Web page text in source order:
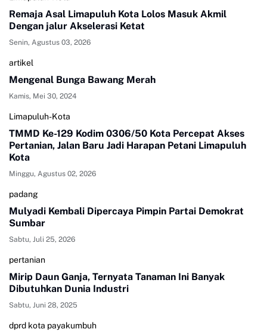
Remaja Asal Limapuluh Kota Lolos Masuk Akmil
Dengan jalur Akselerasi Ketat
Senin, Agustus 03, 2026
artikel
Mengenal Bunga Bawang Merah
Kamis, Mei 30, 2024
Limapuluh-Kota
TMMD Ke-129 Kodim 0306/50 Kota Percepat Akses
Pertanian, Jalan Baru Jadi Harapan Petani Limapuluh
Kota
Minggu, Agustus 02, 2026
padang
Mulyadi Kembali Dipercaya Pimpin Partai Demokrat
Sumbar
Sabtu, Juli 25, 2026
pertanian
Mirip Daun Ganja, Ternyata Tanaman Ini Banyak
Dibutuhkan Dunia Industri
Sabtu, Juni 28, 2025
dprd kota payakumbuh